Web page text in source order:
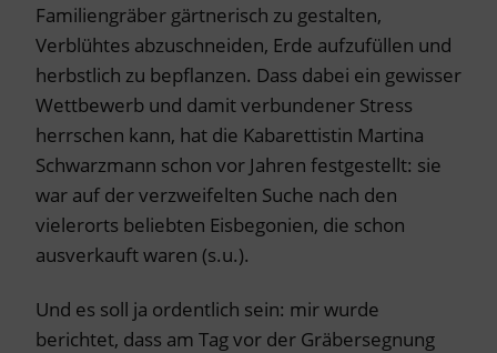
Familiengräber gärtnerisch zu gestalten,
Verblühtes abzuschneiden, Erde aufzufüllen und
herbstlich zu bepflanzen. Dass dabei ein gewisser
Wettbewerb und damit verbundener Stress
herrschen kann, hat die Kabarettistin Martina
Schwarzmann schon vor Jahren festgestellt: sie
war auf der verzweifelten Suche nach den
vielerorts beliebten Eisbegonien, die schon
ausverkauft waren (s.u.).
Und es soll ja ordentlich sein: mir wurde
berichtet, dass am Tag vor der Gräbersegnung